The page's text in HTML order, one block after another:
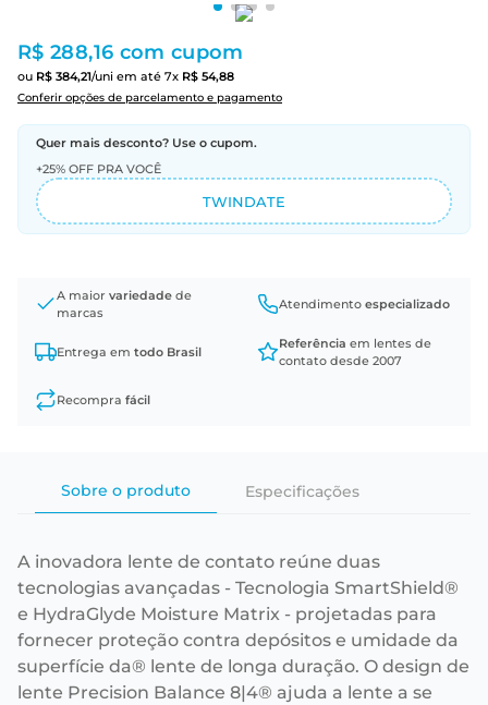
R$ 288,16 com cupom
ou R$ 384,21/uni em até 7x R$ 54,88
Conferir opções de parcelamento e pagamento
Quer mais desconto? Use o cupom.
+25% OFF PRA VOCÊ
TWINDATE
A maior variedade de
marcas
Atendimento especializado
Entrega em todo Brasil
Referência em lentes de
contato desde 2007
Recompra fácil
Sobre o produto Especificações
A inovadora lente de contato reúne duas
tecnologias avançadas - Tecnologia SmartShield®
e HydraGlyde Moisture Matrix - projetadas para
fornecer proteção contra depósitos e umidade da
superfície da® lente de longa duração. O design de
lente Precision Balance 8|4® ajuda a lente a se